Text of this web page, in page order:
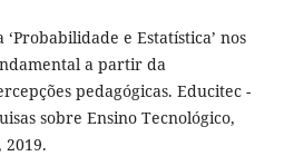
e Estatística’ nos
a partir da
pedagógicas. Educitec -
sobre Ensino Tecnológico,
2019.